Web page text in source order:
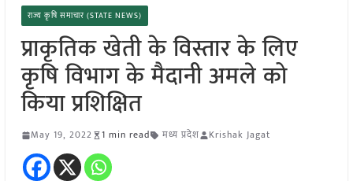
राज्य कृषि समाचार (STATE NEWS)
प्राकृतिक खेती के विस्तार के लिए
कृषि विभाग के मैदानी अमले को
किया प्रशिक्षित
May 19, 2022 1 min read मध्य प्रदेश Krishak Jagat